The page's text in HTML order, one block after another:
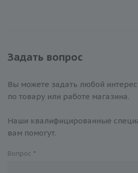
Задать вопрос
Вы можете задать любой
по товару или работе магазина.
Наши квалифицированные
вам помогут.
Вопрос *